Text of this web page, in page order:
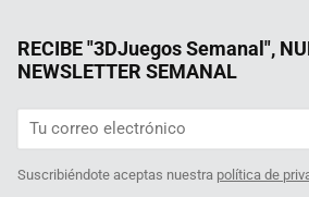
RECIBE "3DJuegos Semanal",
NEWSLETTER SEMANAL
Suscribiéndote aceptas nuestra política de